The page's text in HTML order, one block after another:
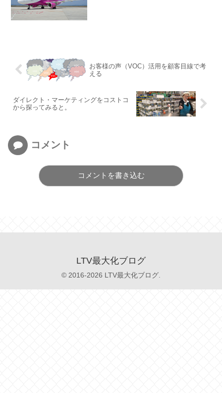
お客様の声（VOC）活用を顧客目線で考
える
ダイレクト・マーケティングをコストコ
から探ってみると。
コメント
コメントを書き込む
LTV最大化ブログ
© 2016-2026 LTV最大化ブログ.